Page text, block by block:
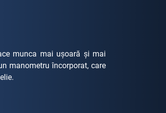
munca mai ușoară și mai
manometru încorporat, care